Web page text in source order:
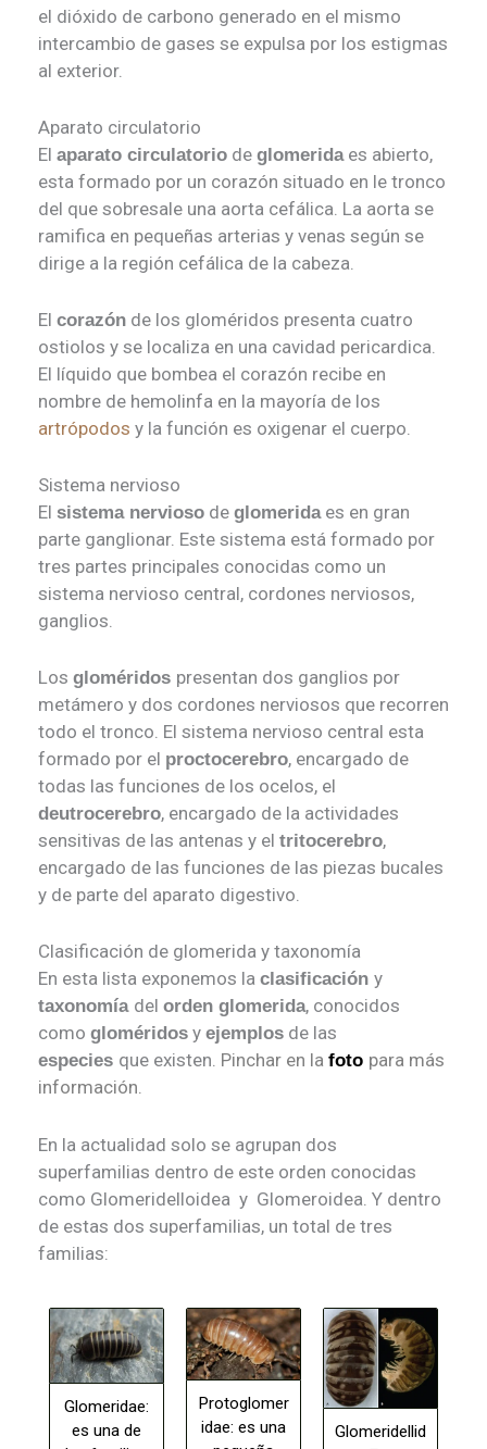
el dióxido de carbono generado en el mismo
intercambio de gases se expulsa por los estigmas
al exterior.
Aparato circulatorio
El aparato circulatorio de glomeridaes abierto,
esta formado por un corazón situado en le tronco
del que sobresale una aorta cefálica. La aorta se
ramifica en pequeñas arterias y venas según se
dirige a la región cefálica de la cabeza.
El corazón de los gloméridos presenta cuatro
ostiolos y se localiza en una cavidad pericardica.
El líquido que bombea el corazón recibe en
nombre de hemolinfa en la mayoría de los
artrópodos y la función es oxigenar el cuerpo.
Sistema nervioso
El sistema nervioso de glomeridaes en gran
parte ganglionar. Este sistema está formado por
tres partes principales conocidas como un
sistema nervioso central, cordones nerviosos,
ganglios.
Los gloméridos presentan dos ganglios por
metámero y dos cordones nerviosos que recorren
todo el tronco. El sistema nervioso central esta
formado por el proctocerebro, encargado de
todas las funciones de los ocelos, el
deutrocerebro, encargado de la actividades
sensitivas de las antenas y el tritocerebro,
encargado de las funciones de las piezas bucales
y de parte del aparato digestivo.
Clasificación de glomerida y taxonomía
En esta lista exponemos la clasificación y
taxonomía del orden glomerida, conocidos
como gloméridos y ejemplos de las
especies que existen. Pinchar en la foto para más
información.
En la actualidad solo se agrupan dos
superfamilias dentro de este orden conocidas
como Glomeridelloidea y Glomeroidea. Y dentro
de estas dos superfamilias, un total de tres
familias:
Glomeridae:
es una de
Protoglomer
idae: es una
Glomeridellid